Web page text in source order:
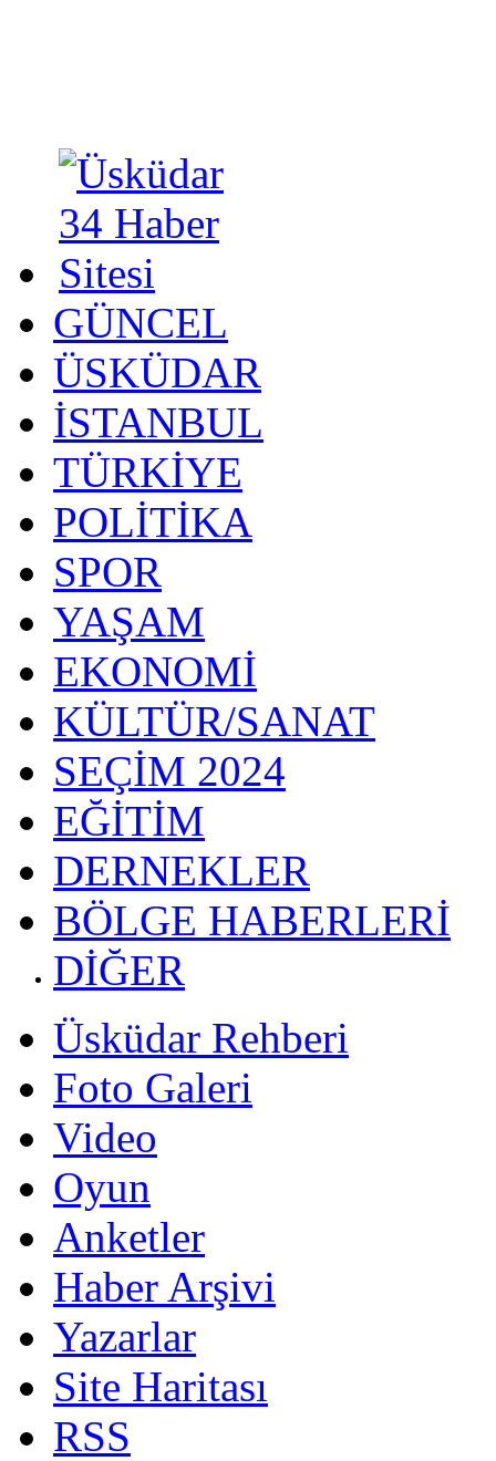
GÜNCEL
ÜSKÜDAR
İSTANBUL
TÜRKİYE
POLİTİKA
SPOR
YAŞAM
EKONOMİ
KÜLTÜR/SANAT
SEÇİM 2024
EĞİTİM
DERNEKLER
BÖLGE HABERLERİ
DİĞER
Üsküdar Rehberi
Foto Galeri
Video
Oyun
Anketler
Haber Arşivi
Yazarlar
Site Haritası
RSS